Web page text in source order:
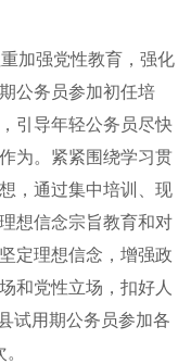
加强党性教育，强化
公务员参加初任培
引导年轻公务员尽快
为。紧紧围绕学习贯
，通过集中培训、现
想信念宗旨教育和对
定理想信念，增强政
和党性立场，扣好人
试用期公务员参加各